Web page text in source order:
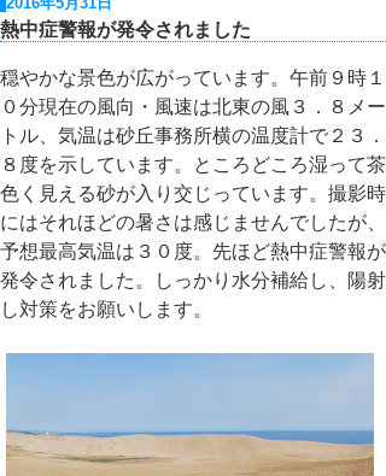
熱中症警報が発令されました
穏やかな景色が広がっています。午前９時１
０分現在の風向・風速は北東の風３．８メー
トル、気温は砂丘事務所横の温度計で２３．
８度を示しています。ところどころ湿って茶
色く見える砂が入り交じっています。撮影時
にはそれほどの暑さは感じませんでしたが、
予想最高気温は３０度。先ほど熱中症警報が
発令されました。しっかり水分補給し、陽射
し対策をお願いします。